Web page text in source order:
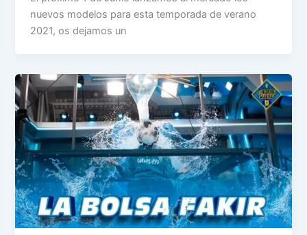
nuevos modelos para esta temporada de verano
2021, os dejamos un